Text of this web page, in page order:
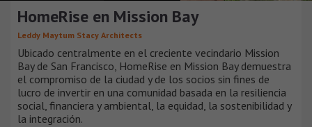
HomeRise en Mission Bay
Leddy Maytum Stacy Architects
Ubicado centralmente en el creciente vecindario Mission
Bay de San Francisco, HomeRise en Mission Bay demuestra
el compromiso de la ciudad y de los socios sin fines de
lucro de invertir en una comunidad basada en la resiliencia
social, financiera y ambiental, la equidad, la sostenibilidad y
la integración.